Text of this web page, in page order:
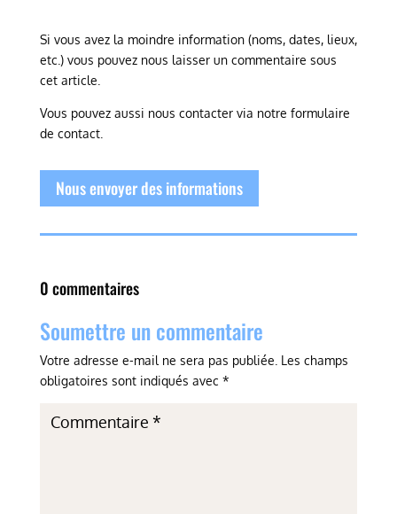
Si vous avez la moindre information (noms, dates, lieux,
etc.) vous pouvez nous laisser un commentaire sous
cet article.
Vous pouvez aussi nous contacter via notre formulaire
de contact.
Nous envoyer des informations
0 commentaires
Soumettre un commentaire
Votre adresse e-mail ne sera pas publiée. Les champs
obligatoires sont indiqués avec *